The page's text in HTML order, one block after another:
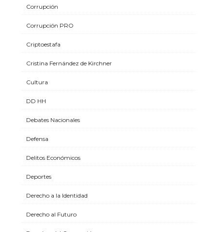
Corrupción
Corrupción PRO
Criptoestafa
Cristina Fernández de Kirchner
Cultura
DD HH
Debates Nacionales
Defensa
Delitos Económicos
Deportes
Derecho a la Identidad
Derecho al Futuro